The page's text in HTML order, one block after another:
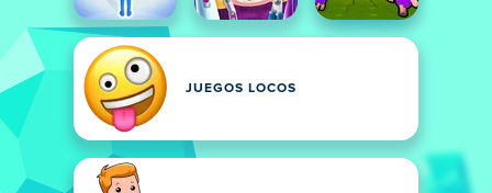
JUEGOS LOCOS